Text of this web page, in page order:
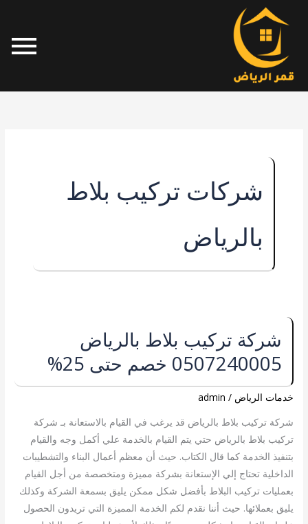
المحتوى
شركات تركيب بلاط
بالرياض
شركة تركيب بلاط بالرياض
0507240005 خصم حتى 25%
خدمات الرياض /
admin
شركة تركيب بلاط بالرياض قد يرغب في القيام بالاستعانة بـ شركة
تركيب بلاط بالرياض حتي يتم القيام بالخدمة علي أكمل وجه والقيام
بتنفيذ الخدمة كما قال الكتاب. حيث أن معظم أعمال البناء والتشطيبات
الداخلية تحتاج إلي الإستعانة بشركة مميزة ومتخصصة من أجل القيام
بعمليات تركيب البلاط بأفضل شكل ممكن يليق بسمعة الشركة وكذلك
يليق بعملائها. حيث أننا نقدم لكم الخدمة المميزة التي تريدون الحصول
شركة
تركيب
بلاط
0507240005
حتى
25%